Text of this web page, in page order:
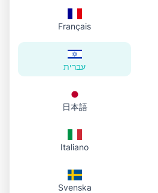
Français
עברית
日本語
Italiano
Svenska